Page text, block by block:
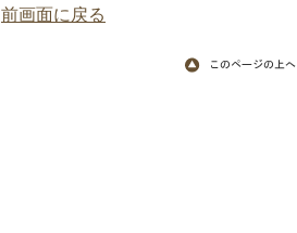
前画面に戻る